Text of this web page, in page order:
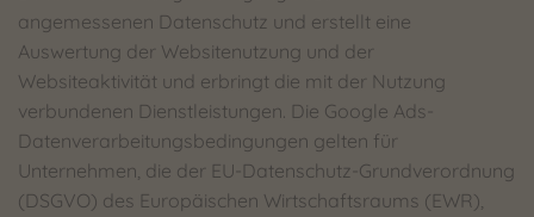
angemessenen Datenschutz und erstellt eine
Auswertung der Websitenutzung und der
Websiteaktivität und erbringt die mit der Nutzung
verbundenen Dienstleistungen. Die Google Ads-
Datenverarbeitungsbedingungen gelten für
Unternehmen, die der EU-Datenschutz-Grundverordnung
(DSGVO) des Europäischen Wirtschaftsraums (EWR),